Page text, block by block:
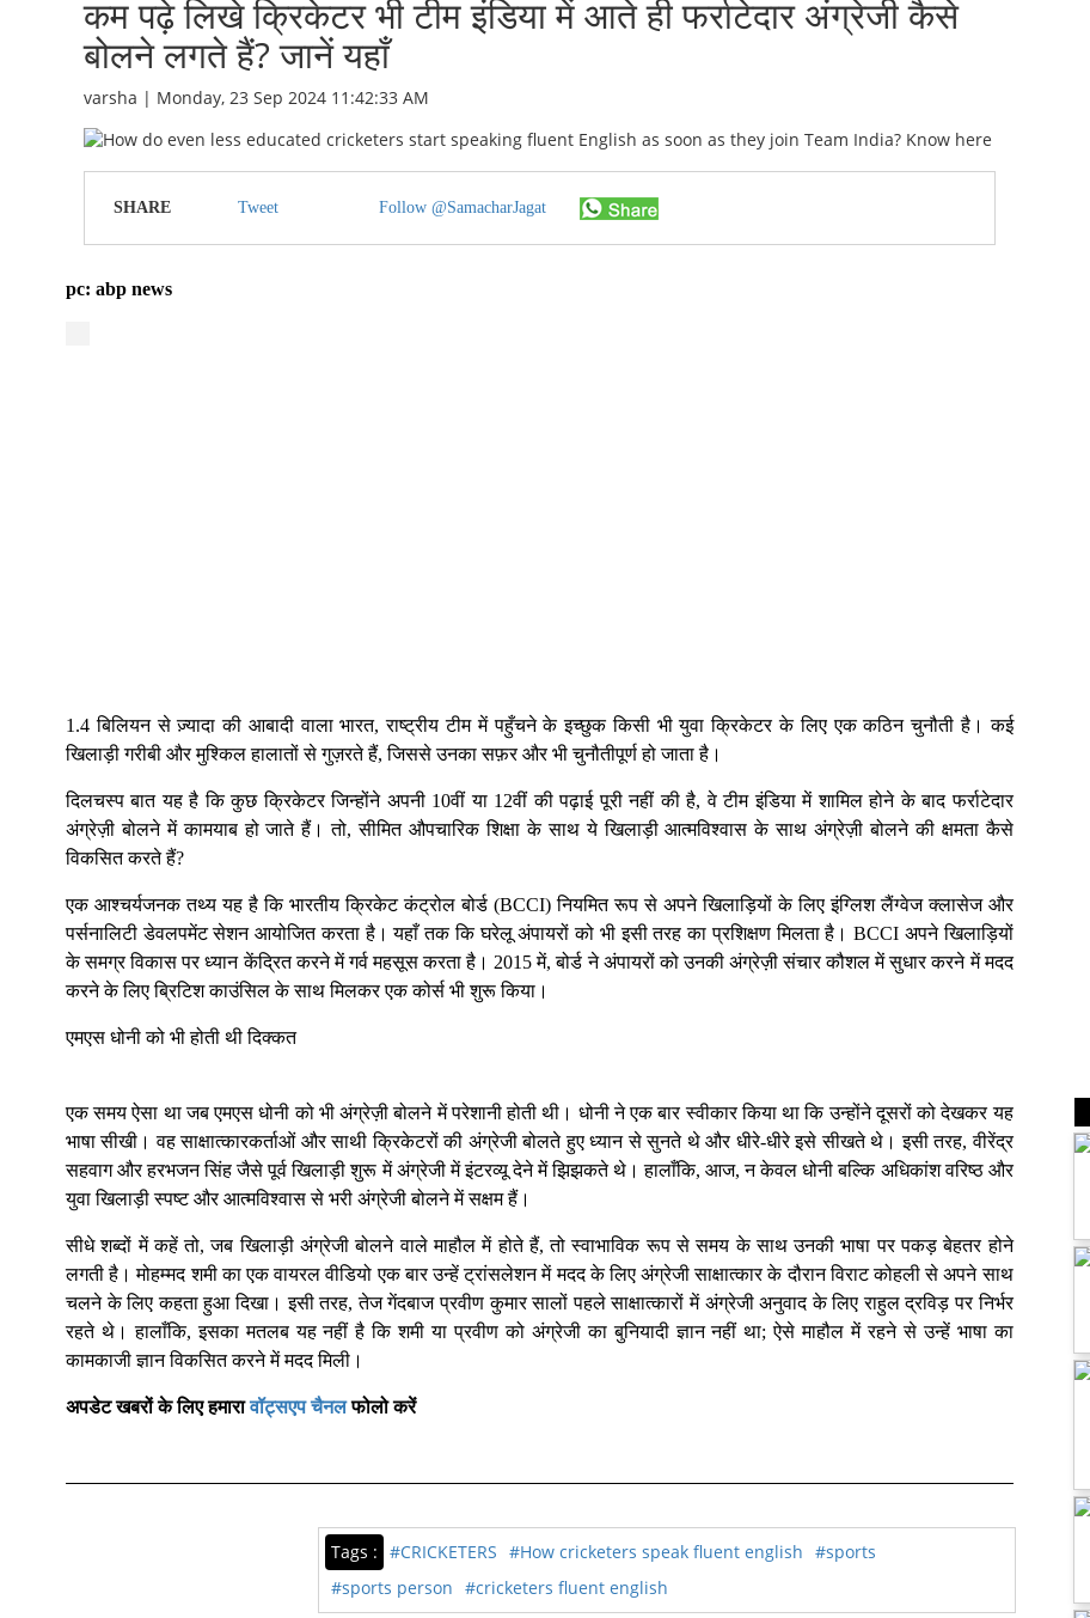
कम पढ़े लिखे क्रिकेटर भी टीम इंडिया में आते ही फर्राटेदार अंग्रेजी कैसे
बोलने लगते हैं? जानें यहाँ
varsha | Monday, 23 Sep 2024 11:42:33 AM
SHARE Tweet Follow @SamacharJagat
pc: abp news
1.4 बिलियन से ज़्यादा की आबादी वाला भारत, राष्ट्रीय टीम में पहुँचने के इच्छुक किसी भी युवा क्रिकेटर के लिए एक कठिन चुनौती है। कई
खिलाड़ी गरीबी और मुश्किल हालातों से गुज़रते हैं, जिससे उनका सफ़र और भी चुनौतीपूर्ण हो जाता है।
दिलचस्प बात यह है कि कुछ क्रिकेटर जिन्होंने अपनी 10वीं या 12वीं की पढ़ाई पूरी नहीं की है, वे टीम इंडिया में शामिल होने के बाद फर्राटेदार
अंग्रेज़ी बोलने में कामयाब हो जाते हैं। तो, सीमित औपचारिक शिक्षा के साथ ये खिलाड़ी आत्मविश्वास के साथ अंग्रेज़ी बोलने की क्षमता कैसे
विकसित करते हैं?
एक आश्चर्यजनक तथ्य यह है कि भारतीय क्रिकेट कंट्रोल बोर्ड (BCCI) नियमित रूप से अपने खिलाड़ियों के लिए इंग्लिश लैंग्वेज क्लासेज और
पर्सनालिटी डेवलपमेंट सेशन आयोजित करता है। यहाँ तक कि घरेलू अंपायरों को भी इसी तरह का प्रशिक्षण मिलता है। BCCI अपने खिलाड़ियों
के समग्र विकास पर ध्यान केंद्रित करने में गर्व महसूस करता है। 2015 में, बोर्ड ने अंपायरों को उनकी अंग्रेज़ी संचार कौशल में सुधार करने में मदद
करने के लिए ब्रिटिश काउंसिल के साथ मिलकर एक कोर्स भी शुरू किया।
एमएस धोनी को भी होती थी दिक्कत
एक समय ऐसा था जब एमएस धोनी को भी अंग्रेज़ी बोलने में परेशानी होती थी। धोनी ने एक बार स्वीकार किया था कि उन्होंने दूसरों को देखकर यह
भाषा सीखी। वह साक्षात्कारकर्ताओं और साथी क्रिकेटरों की अंग्रेजी बोलते हुए ध्यान से सुनते थे और धीरे-धीरे इसे सीखते थे। इसी तरह, वीरेंद्र
सहवाग और हरभजन सिंह जैसे पूर्व खिलाड़ी शुरू में अंग्रेजी में इंटरव्यू देने में झिझकते थे। हालाँकि, आज, न केवल धोनी बल्कि अधिकांश वरिष्ठ और
युवा खिलाड़ी स्पष्ट और आत्मविश्वास से भरी अंग्रेजी बोलने में सक्षम हैं।
सीधे शब्दों में कहें तो, जब खिलाड़ी अंग्रेजी बोलने वाले माहौल में होते हैं, तो स्वाभाविक रूप से समय के साथ उनकी भाषा पर पकड़ बेहतर होने
लगती है। मोहम्मद शमी का एक वायरल वीडियो एक बार उन्हें ट्रांसलेशन में मदद के लिए अंग्रेजी साक्षात्कार के दौरान विराट कोहली से अपने साथ
चलने के लिए कहता हुआ दिखा। इसी तरह, तेज गेंदबाज प्रवीण कुमार सालों पहले साक्षात्कारों में अंग्रेजी अनुवाद के लिए राहुल द्रविड़ पर निर्भर
रहते थे। हालाँकि, इसका मतलब यह नहीं है कि शमी या प्रवीण को अंग्रेजी का बुनियादी ज्ञान नहीं था; ऐसे माहौल में रहने से उन्हें भाषा का
कामकाजी ज्ञान विकसित करने में मदद मिली।
अपडेट खबरों के लिए हमारावॉट्सएप चैनल फोलो करें
Tags : #CRICKETERS #How cricketers speak fluent english #sports
#sports person #cricketers fluent english